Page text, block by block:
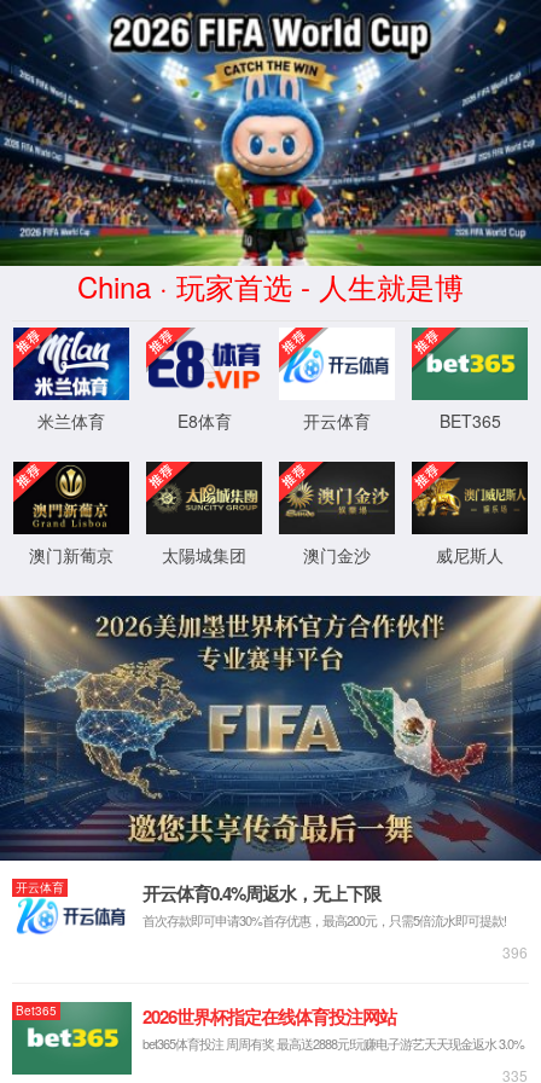
米兰(milan)足球俱乐部-官方中文网
站
404
XML 地图